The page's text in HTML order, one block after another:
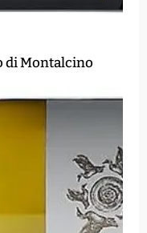
di Montalcino